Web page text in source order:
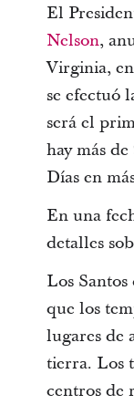
El
Nelson,
Virginia,
se efectuó
será el
hay más
Días en
En una
detalles
Los
que los
lugares de
tierra. Los
centros de